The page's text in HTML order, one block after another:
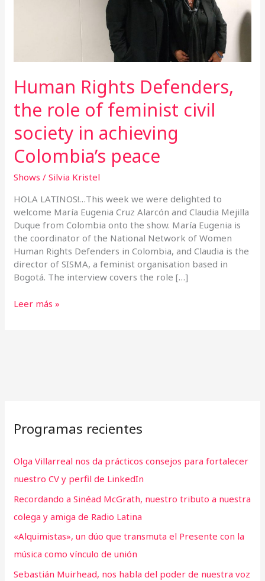
Human Rights Defenders,
the role of feminist civil
society in achieving
Colombia’s peace
Shows /Silvia Kristel
HOLA LATINOS!…This week we were delighted to
welcome María Eugenia Cruz Alarcón and Claudia Mejilla
Duque from Colombia onto the show. María Eugenia is
the coordinator of the National Network of Women
Human Rights Defenders in Colombia, and Claudia is the
director of SISMA, a feminist organisation based in
Bogotá. The interview covers the role […]
Leer más »
Programas recientes
Olga Villarreal nos da prácticos consejos para fortalecer
nuestro CV y perfil de LinkedIn
Recordando a Sinéad McGrath, nuestro tributo a nuestra
colega y amiga de Radio Latina
«Alquimistas», un dúo que transmuta el Presente con la
música como vínculo de unión
Sebastián Muirhead, nos habla del poder de nuestra voz